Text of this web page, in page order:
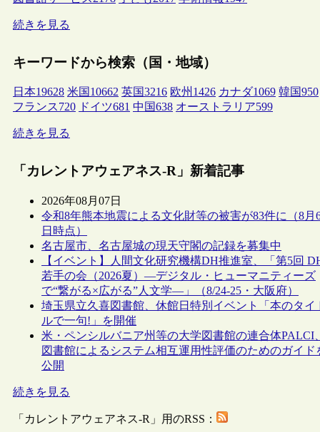
続きを見る
キーワードから検索（国・地域）
日本19628 米国 10662 英国3216 欧州 1426 カナダ1069 韓国950
フランス720 ドイツ681 中国638 オーストラリア599
続きを見る
「カレントアウェアネス-R」新着記事
2026年08月07日
令和8年熊本地震による文化財等の被害が83件に（8月
日時点）
名古屋市、名古屋城の現天守閣の記録を募集中
【イベント】人間文化研究機構DH推進室、「第5回
若手の会（2026夏）―デジタル・ヒューマニティーズ
で“繋がる×広がる”人文学―」（8/24-25・大阪府）
埼玉県立久喜図書館、休館日特別イベント「本のタイ
ルで一句!」を開催
米・ペンシルバニア州等の大学図書館の連合体PALCI、
図書館によるシステム相互運用性評価のためのガイド
公開
続きを見る
「カレントアウェアネス-R」用のRSS：